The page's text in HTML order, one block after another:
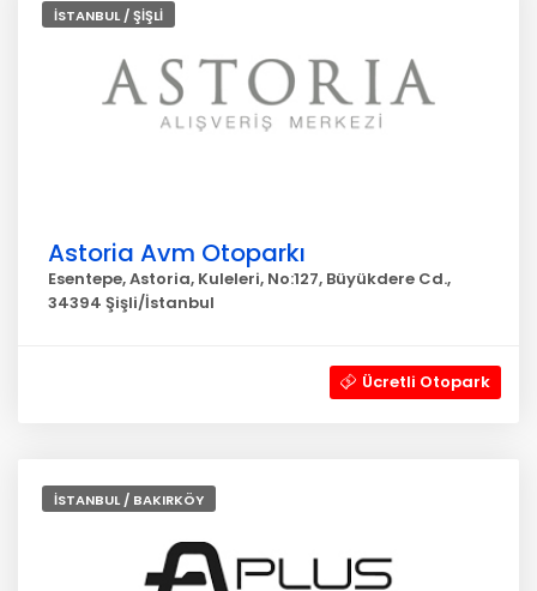
İSTANBUL / ŞİŞLİ
Astoria Avm Otoparkı
Esentepe, Astoria, Kuleleri, No:127, Büyükdere Cd.,
34394 Şişli/İstanbul
Ücretli Otopark
İSTANBUL / BAKIRKÖY